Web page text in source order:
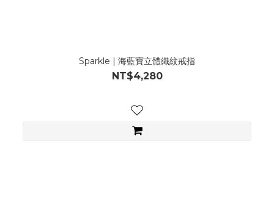
Sparkle | 海藍寶立體織紋戒指
NT$4,280